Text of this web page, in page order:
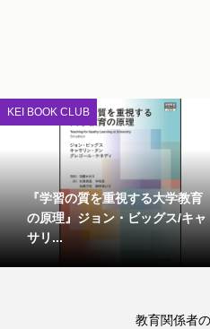
KEI BOOK CLUB
『学習の質を重視する大学教育
の原理』ジョン・ビッグス/キャ
サリ...
教育関係者